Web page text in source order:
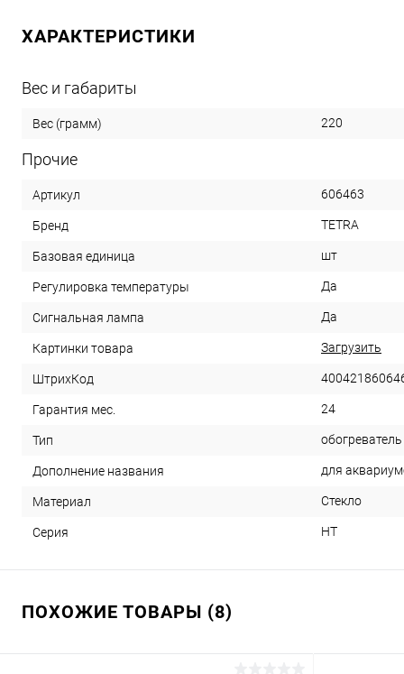
ХАРАКТЕРИСТИКИ
Вес и габариты
Вес (грамм) 220
Прочие
Артикул 606463
Бренд TETRA
Базовая единица шт
Регулировка температуры Да
Сигнальная лампа Да
Картинки товара Загрузить
ШтрихКод
Гарантия мес. 24
Тип обогреватель
Дополнение названия для
Материал Стекло
Серия HT
ПОХОЖИЕ ТОВАРЫ (8)